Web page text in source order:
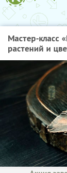
Мастер-класс
растений и